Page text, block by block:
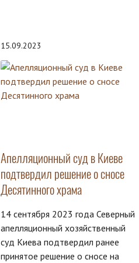
15.09.2023
Апелляционный суд в Киеве
подтвердил решение о сносе
Десятинного храма
14 сентября 2023 года Северный
апелляционный хозяйственный
суд Киева подтвердил ранее
принятое решение о сносе на